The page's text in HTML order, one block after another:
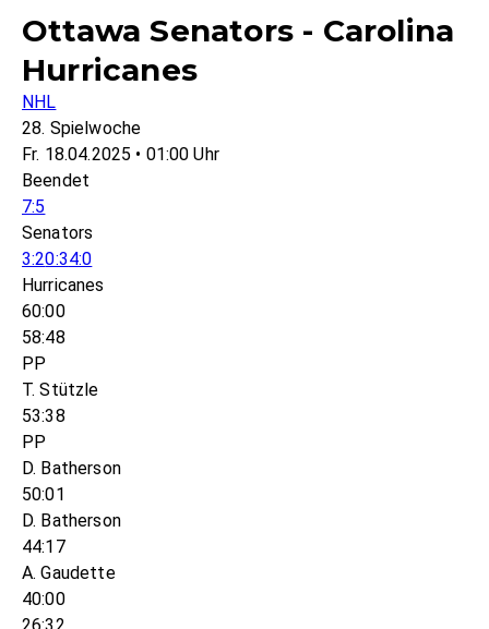
Ottawa Senators - Carolina
Hurricanes
NHL
28. Spielwoche
Fr. 18.04.2025 • 01:00 Uhr
Beendet
7:5
Senators
3:20:34:0
Hurricanes
60:00
58:48
PP
T. Stützle
53:38
PP
D. Batherson
50:01
D. Batherson
44:17
A. Gaudette
40:00